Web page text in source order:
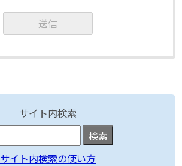
サイト内検索
サイト内検索の使い方